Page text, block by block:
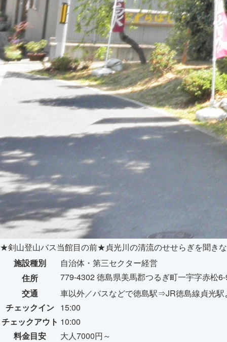
★剣山登山バス当館目の前★貞光川の清流のせせらぎを聞き
施設種別
自治体・第三セクター経営
住所
779-4302 徳島県美馬郡つるぎ町一宇字赤松
交通
車以外／バスなどで徳島駅⇒JR徳島線貞光駅
チェックイン 15:00
チェックアウト 10:00
料金目安
大人7000円～